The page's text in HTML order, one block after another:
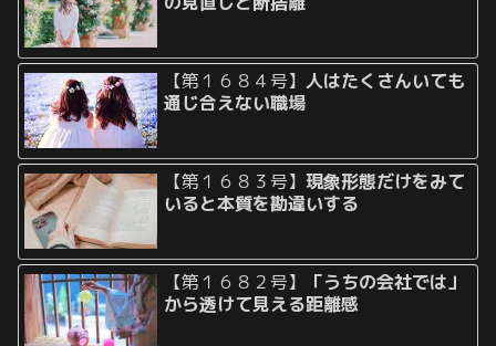
【第１６８４号】人はたくさんいても
通じ合えない職場
【第１６８３号】現象形態だけをみて
いると本質を勘違いする
【第１６８２号】
「うちの会社では」
から透けて見える距離感